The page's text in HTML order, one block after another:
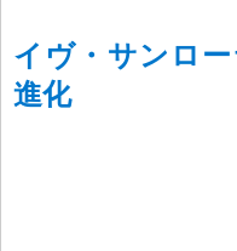
イヴ・サンロ
進化